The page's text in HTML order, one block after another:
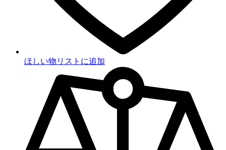
ほしい物リストに追加